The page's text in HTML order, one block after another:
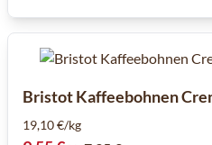
Bristot Kaffeebohnen
19,10 €/kg